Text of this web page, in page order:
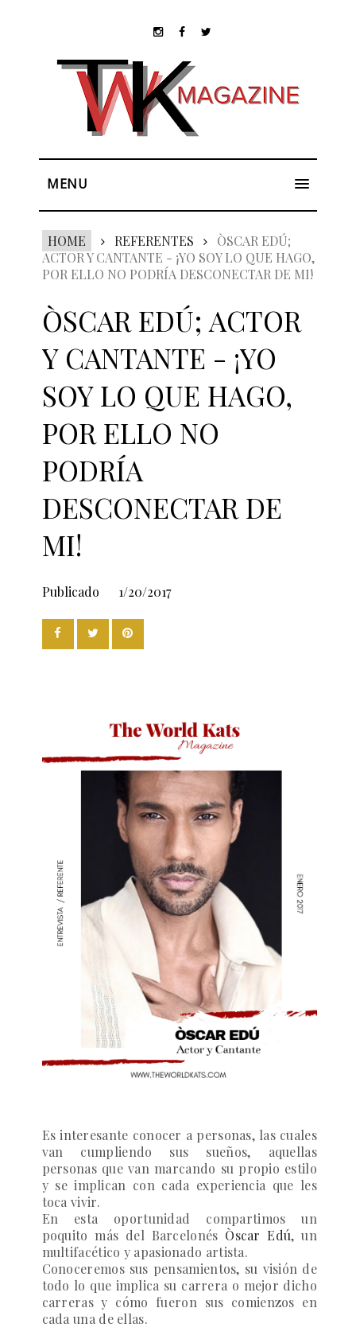
MENU
HOME REFERENTES
ÒSCAR EDÚ;
ACTOR Y CANTANTE - ¡YO SOY LO QUE HAGO,
POR ELLO NO PODRÍA DESCONECTAR DE MI!
ÒSCAR EDÚ; ACTOR
Y CANTANTE - ¡YO
SOY LO QUE HAGO,
POR ELLO NO
PODRÍA
DESCONECTAR DE
MI!
Publicado 1/20/2017
Es interesante conocer a personas, las cuales
van cumpliendo sus sueños, aquellas
personas que van marcando su propio estilo
y se implican con cada experiencia que les
toca vivir.
En esta oportunidad compartimos un
poquito más del Barcelonés Òscar Edú, un
multifacético y apasionado artista.
Conoceremos sus pensamientos, su visión de
todo lo que implica su carrera o mejor dicho
carreras y cómo fueron sus comienzos en
cada una de ellas.